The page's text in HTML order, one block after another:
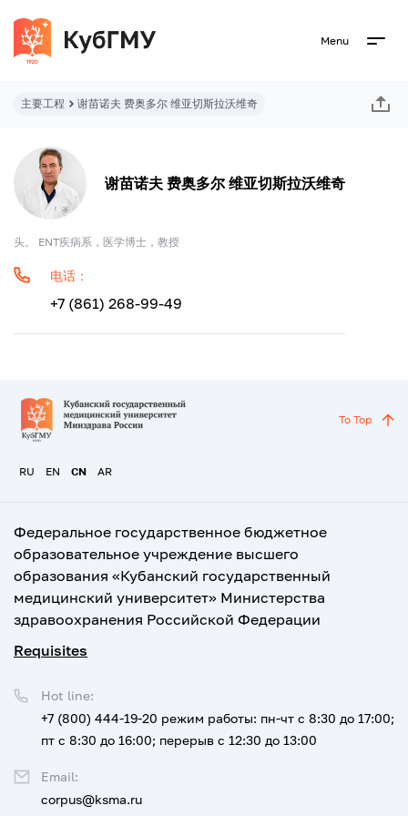
Menu
主要工程 谢苗诺夫 费奥多尔 维亚切斯拉沃维奇
谢苗诺夫 费奥多尔 维亚切斯拉沃维奇
头。 ENT疾病系，医学博士，教授
电话：
+7 (861) 268-99-49
RU EN CN AR
To Top
Федеральное государственное бюджетное
образовательное учреждение высшего
образования «Кубанский государственный
медицинский университет» Министерства
здравоохранения Российской Федерации
Requisites
Hot line:
+7 (800) 444-19-20 режим работы: пн-чт с 8:30 до 17:00;
пт с 8:30 до 16:00; перерыв с 12:30 до 13:00
Email:
corpus@ksma.ru